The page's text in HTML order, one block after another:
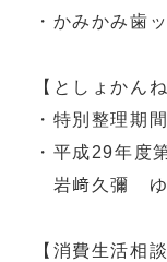
・かみかみ歯
【としょかん
・特別整理期
・平成29年度
岩﨑久彌 ゆ
【消費生活相